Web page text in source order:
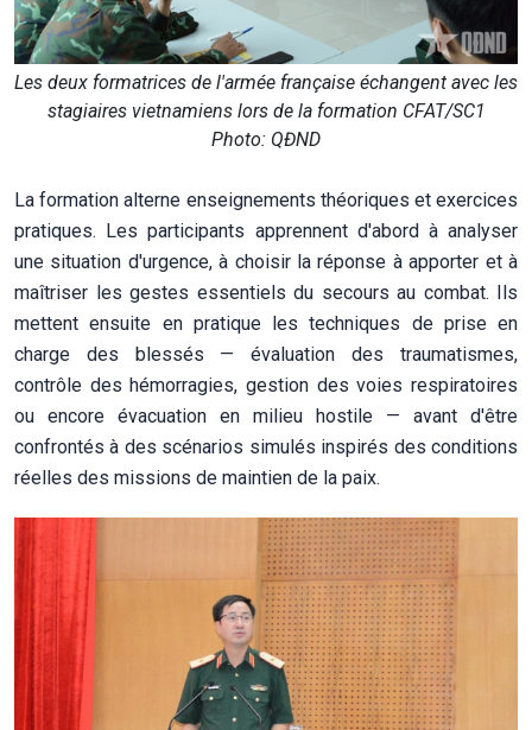
Les deux formatrices de l'armée française échangent avec les
stagiaires vietnamiens lors de la formation CFAT/SC1
Photo: QĐND
La formation alterne enseignements théoriques et exercices
pratiques. Les participants apprennent d'abord à analyser
une situation d'urgence, à choisir la réponse à apporter et à
maîtriser les gestes essentiels du secours au combat. Ils
mettent ensuite en pratique les techniques de prise en
charge des blessés — évaluation des traumatismes,
contrôle des hémorragies, gestion des voies respiratoires
ou encore évacuation en milieu hostile — avant d'être
confrontés à des scénarios simulés inspirés des conditions
réelles des missions de maintien de la paix.